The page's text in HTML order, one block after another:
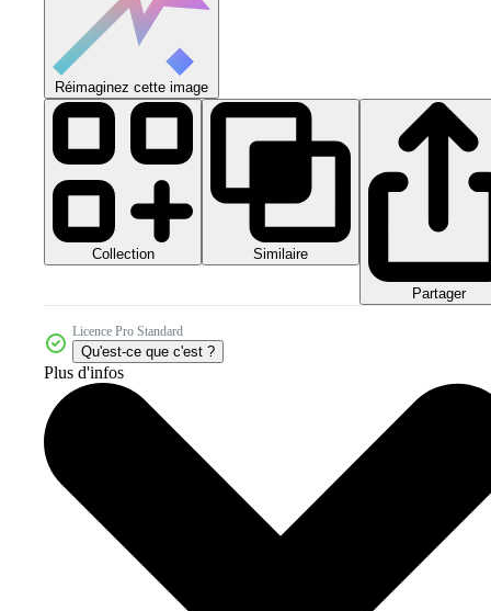
Réimaginez cette image
Collection Similaire
Partager
Licence Pro Standard
Qu'est-ce que c'est ?
Plus d'infos